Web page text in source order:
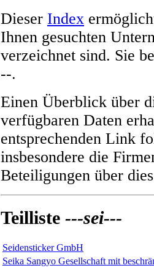
Dieser Index
Ihnen gesuchten
verzeichnet sind. Sie
--.
Einen Überblick über
verfügbaren Daten
entsprechenden Link
insbesondere die
Beteiligungen über
Teilliste ---sei---
Seidensticker GmbH
Seika Sangyo Gesellschaft mit